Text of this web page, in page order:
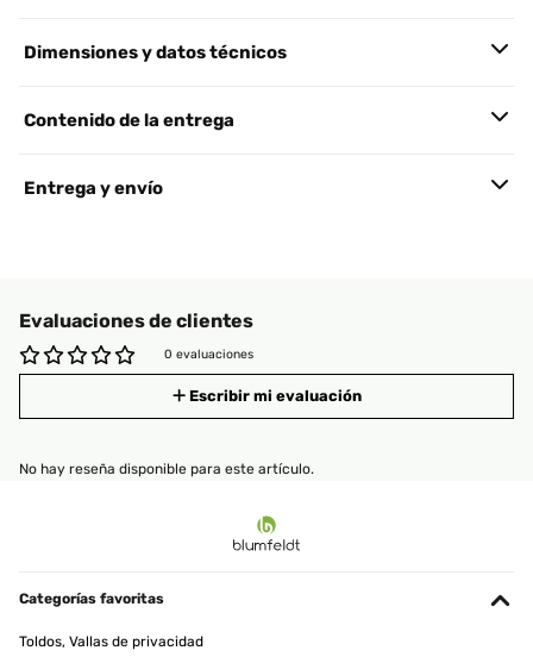
Dimensiones y datos técnicos
Contenido de la entrega
Entrega y envío
Evaluaciones de clientes
0 evaluaciones
Escribir mi evaluación
No hay reseña disponible para este artículo.
Categorías favoritas
Toldos, Vallas de privacidad